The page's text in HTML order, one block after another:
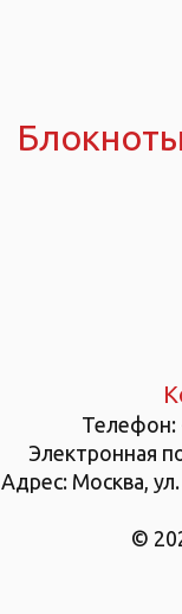
Телефон:
Электронная
Адрес: Москва,
©